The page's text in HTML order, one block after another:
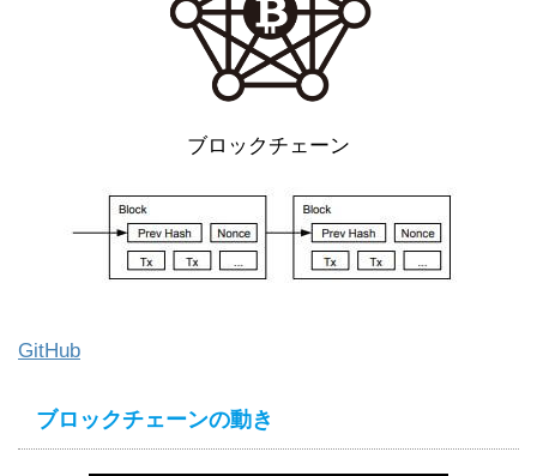
ブロックチェーン
GitHub
ブロックチェーンの動き